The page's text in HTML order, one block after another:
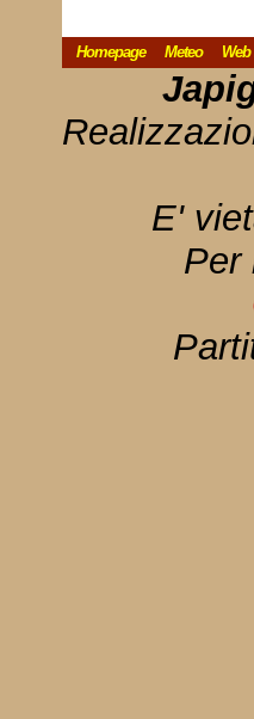
Homepage Meteo Web
E'
Per